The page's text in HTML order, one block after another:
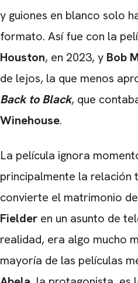
y guiones en blanco solo
formato. Así fue con la
Houston, en 2023, y Bob
de lejos, la que menos
Back to Black, que
Winehouse.
La película ignora
principalmente la relación
convierte el matrimonio
Fielder en un asunto de
realidad, era algo mucho
mayoría de las películas